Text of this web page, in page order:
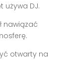
używa DJ.
nawiązać
otwarty na